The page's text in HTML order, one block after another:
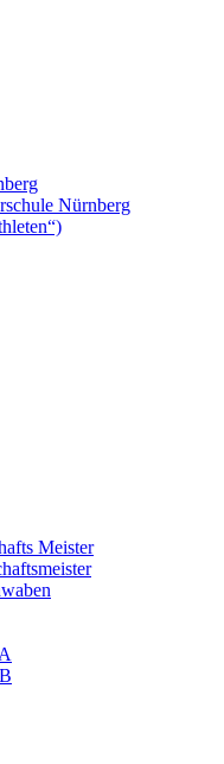
Nürnberg
Meister